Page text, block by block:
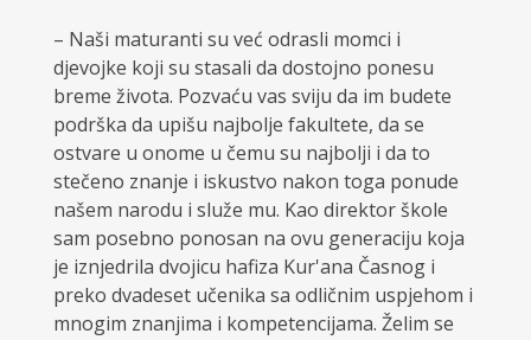
– Naši maturanti su već odrasli momci i
djevojke koji su stasali da dostojno ponesu
breme života. Pozvaću vas sviju da im budete
podrška da upišu najbolje fakultete, da se
ostvare u onome u čemu su najbolji i da to
stečeno znanje i iskustvo nakon toga ponude
našem narodu i služe mu. Kao direktor škole
sam posebno ponosan na ovu generaciju koja
je iznjedrila dvojicu hafiza Kur'ana Časnog i
preko dvadeset učenika sa odličnim uspjehom i
mnogim znanjima i kompetencijama. Želim se